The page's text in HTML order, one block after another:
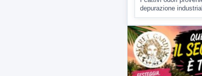
7 AGOSTO 2026